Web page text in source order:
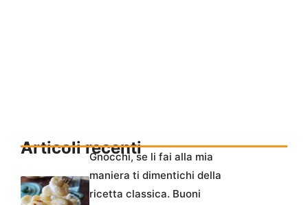
Articoli recentiGnocchi, se li fai alla mia
maniera ti dimentichi della
ricetta classica. Buoni